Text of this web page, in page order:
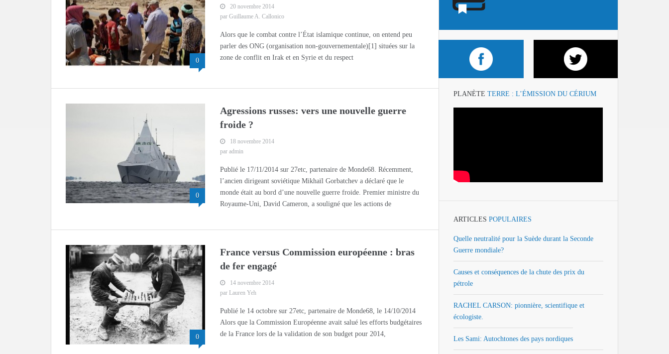
L’exaltation religieuse du président Abelardo de la Espriella, “un signal d’alarme” en Colombie
L’exaltation religieuse du président Abelardo de la Espriella, “un signal d’alarme” en Colombie
0
20 novembre 2014
par Guillaume A. Callonico
Alors que le combat contre l’État islamique continue, on entend peu
parler des ONG (organisation non-gouvernementale)[1] situées sur la
zone de conflit en Irak et en Syrie et du respect
0
Agressions russes: vers une nouvelle guerre
froide ?
18 novembre 2014
par admin
Publié le 17/11/2014 sur 27etc, partenaire de Monde68. Récemment,
l’ancien dirigeant soviétique Mikhaïl Gorbatchev a déclaré que le
monde était au bord d’une nouvelle guerre froide. Premier ministre du
Royaume-Uni, David Cameron, a souligné que les actions de
0
France versus Commission européenne : bras
de fer engagé
14 novembre 2014
par Lauren Yeh
Publié le 14 octobre sur 27etc, partenaire de Monde68, le 14/10/2014
Alors que la Commission Européenne avait salué les efforts budgétaires
de la France lors de la validation de son budget pour 2014,
PLANÈTE TERRE : L’ÉMISSION DU CÉRIUM
ARTICLES POPULAIRES
Quelle neutralité pour la Suède durant la Seconde
Guerre mondiale?
Causes et conséquences de la chute des prix du
pétrole
RACHEL CARSON: pionnière, scientifique et
écologiste.
Les Sami: Autochtones des pays nordiques